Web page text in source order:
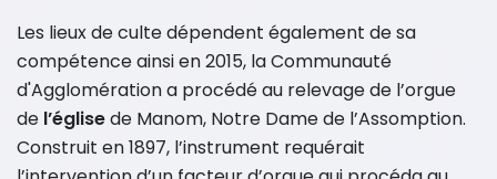
Les lieux de culte dépendent également de sa
compétence ainsi en 2015, la Communauté
d'Agglomération a procédé au relevage de l’orgue
de l’églisede Manom, Notre Dame de l’Assomption.
Construit en 1897, l’instrument requérait